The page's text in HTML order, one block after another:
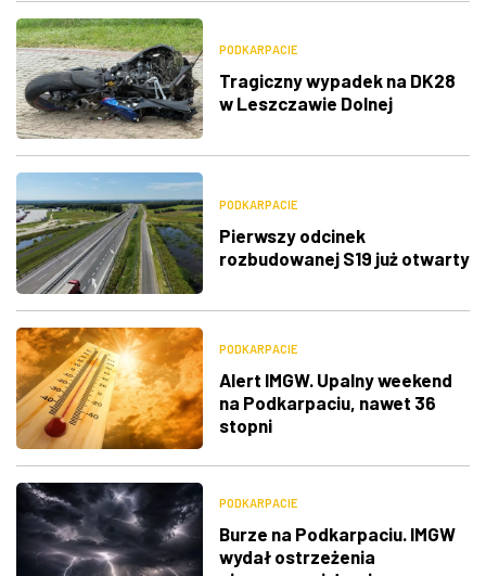
PODKARPACIE
Tragiczny wypadek na DK28
w Leszczawie Dolnej
PODKARPACIE
Pierwszy odcinek
rozbudowanej S19 już otwarty
PODKARPACIE
Alert IMGW. Upalny weekend
na Podkarpaciu, nawet 36
stopni
PODKARPACIE
Burze na Podkarpaciu. IMGW
wydał ostrzeżenia